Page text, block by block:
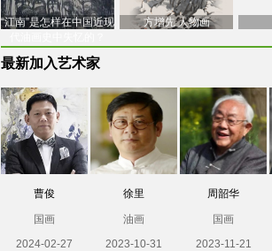
“江南”是怎样在中国近现
方增先 人物画
最新加入艺术家
曹俊
国画
2024-02-27
徐里
油画
2023-10-31
周韶华
国画
2023-11-21